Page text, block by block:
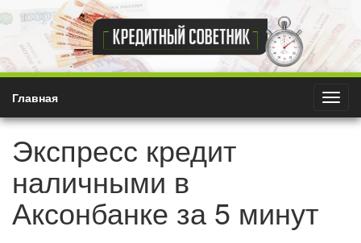
Главная
Экспресс кредит
наличными в
Аксонбанке за 5 минут